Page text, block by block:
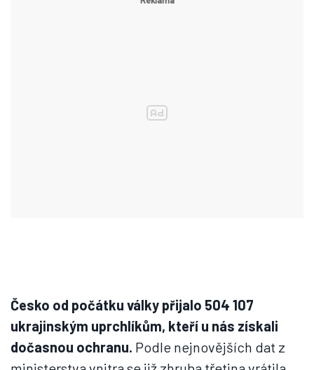
Česko od počátku války přijalo 504 107
ukrajinským uprchlíkům, kteří u nás získali
dočasnou ochranu. Podle nejnovějších dat z